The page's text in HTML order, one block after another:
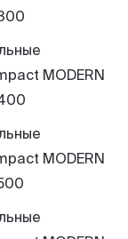
MODERN
MODERN